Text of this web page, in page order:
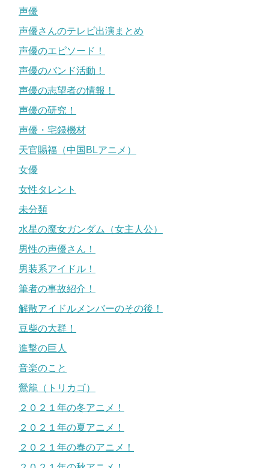
声優
声優さんのテレビ出演まとめ
声優のエピソード！
声優のバンド活動！
声優の志望者の情報！
声優の研究！
声優・宅録機材
天官賜福（中国BLアニメ）
女優
女性タレント
未分類
水星の魔女ガンダム（女主人公）
男性の声優さん！
男装系アイドル！
筆者の事故紹介！
解散アイドルメンバーのその後！
豆柴の大群！
進撃の巨人
音楽のこと
鶯籠（トリカゴ）
２０２１年の冬アニメ！
２０２１年の夏アニメ！
２０２１年の春のアニメ！